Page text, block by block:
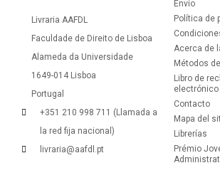
Livraria AAFDL
Faculdade de Direito de Lisboa
Alameda da Universidade
1649-014 Lisboa
Portugal
+351 210 998 711 (Llamada a
la red fija nacional)
livraria@aafdl.pt
Envío
Política de
Acerca de
Métodos
Libro de
electrónico
Contacto
Mapa del
Librerías
Prémio